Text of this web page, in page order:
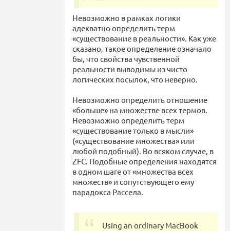
Невозможно в рамках логики
адекватно определить терм
«существование в реальности». Как уже
сказано, такое определение означало
бы, что свойства чувственной
реальности выводимы из чисто
логических посылок, что неверно.
Невозможно определить отношение
«больше» на множестве всех термов.
Невозможно определить терм
«существование только в мысли»
(«существование множества» или
любой подобный). Во всяком случае, в
ZFC. Подобные определения находятся
в одном шаге от «множества всех
множеств» и сопутствующего ему
парадокса Рассела.
Using an ordinary MacBook